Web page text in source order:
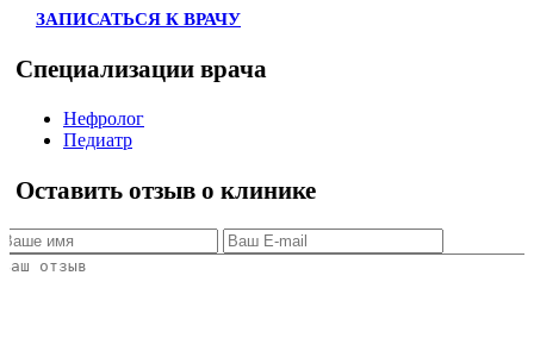
ЗАПИСАТЬСЯ К ВРАЧУ
Специализации врача
Нефролог
Педиатр
Оставить отзыв о клинике